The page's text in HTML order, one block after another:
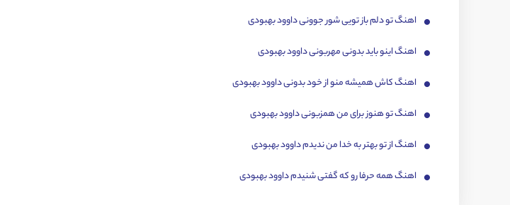
اهنگ تو دلم باز تویی شور جوونی داوود بهبودی
اهنگ اینو باید بدونی مهربونی داوود بهبودی
اهنگ کاش همیشه منو از خود بدونی داوود بهبودی
اهنگ تو هنوز برای من همزبونی داوود بهبودی
اهنگ از تو بهتر به خدا من ندیدم داوود بهبودی
اهنگ همه حرفا رو که گفتی شنیدم داوود بهبودی